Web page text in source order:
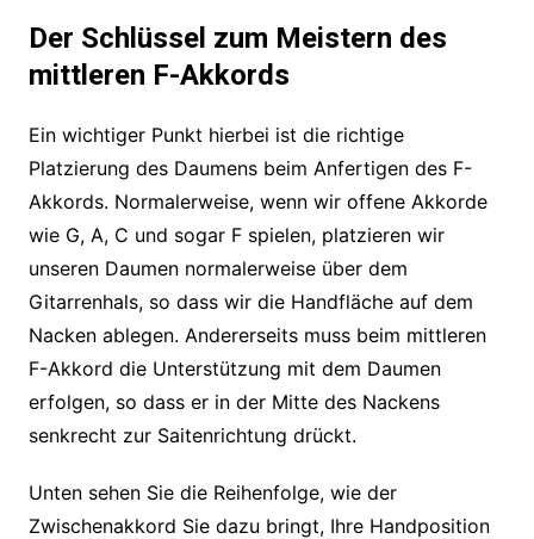
Der Schlüssel zum Meistern des
mittleren F-Akkords
Ein wichtiger Punkt hierbei ist die richtige
Platzierung des Daumens beim Anfertigen des F-
Akkords. Normalerweise, wenn wir offene Akkorde
wie G, A, C und sogar F spielen, platzieren wir
unseren Daumen normalerweise über dem
Gitarrenhals, so dass wir die Handfläche auf dem
Nacken ablegen. Andererseits muss beim mittleren
F-Akkord die Unterstützung mit dem Daumen
erfolgen, so dass er in der Mitte des Nackens
senkrecht zur Saitenrichtung drückt.
Unten sehen Sie die Reihenfolge, wie der
Zwischenakkord Sie dazu bringt, Ihre Handposition